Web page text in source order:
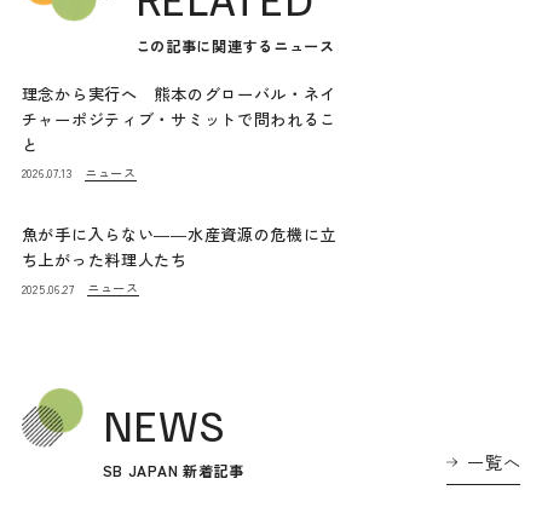
この記事に関連するニュース
理念から実行へ 熊本のグローバル・ネイ
チャーポジティブ・サミットで問われるこ
と
2026.07.13 ニュース
魚が手に入らない――水産資源の危機に立
ち上がった料理人たち
2025.06.27 ニュース
NEWS
SB JAPAN 新着記事 一覧へ